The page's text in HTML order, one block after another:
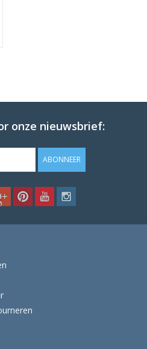
onze nieuwsbrief:
ABONNEER